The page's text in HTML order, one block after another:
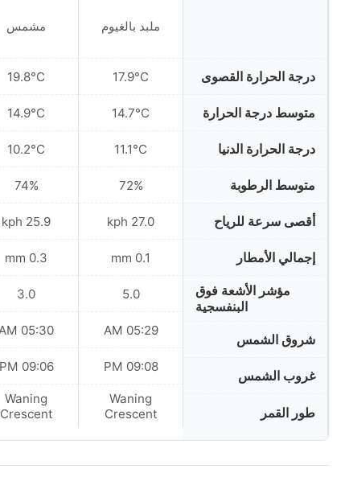
درجة الحرارة القصوى
متوسط درجة الحرارة
درجة الحرارة الدنيا
متوسط الرطوبة
أقصى سرعة للرياح
إجمالي الأمطار
مؤشر الأشعة فوق
البنفسجية
شروق الشمس
غروب الشمس
طور القمر
ملبد بالغيوم
17.9°C
14.7°C
11.1°C
72%
27.0 kph
0.1 mm
5.0
05:29 AM
09:08 PM
Waning
Crescent
مشمس
19.8°C
14.9°C
10.2°C
74%
25.9 kph
0.3 mm
3.0
05:30 AM
09:06 PM
Waning
Crescent